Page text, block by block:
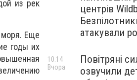
из рек
моря. Еще
годы их
центрів
атакували
Повітряні
озвучили
10:14
Вчора